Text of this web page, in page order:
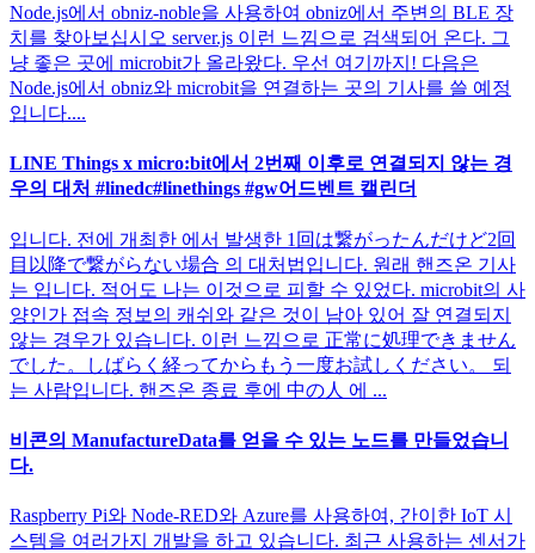
Node.js에서 obniz-noble을 사용하여 obniz에서 주변의 BLE 장
치를 찾아보십시오 server.js 이런 느낌으로 검색되어 온다. 그
냥 좋은 곳에 microbit가 올라왔다. 우선 여기까지! 다음은
Node.js에서 obniz와 microbit을 연결하는 곳의 기사를 쓸 예정
입니다....
LINE Things x micro:bit에서 2번째 이후로 연결되지 않는 경
우의 대처 #linedc#linethings #gw어드벤트 캘린더
입니다. 전에 개최한 에서 발생한 1回は繋がったんだけど2回
目以降で繋がらない場合 의 대처법입니다. 원래 핸즈온 기사
는 입니다. 적어도 나는 이것으로 피할 수 있었다. microbit의 사
양인가 접속 정보의 캐쉬와 같은 것이 남아 있어 잘 연결되지
않는 경우가 있습니다. 이런 느낌으로 正常に処理できません
でした。しばらく経ってからもう一度お試しください。 되
는 사람입니다. 핸즈온 종료 후에 中の人 에 ...
비콘의 ManufactureData를 얻을 수 있는 노드를 만들었습니
다.
Raspberry Pi와 Node-RED와 Azure를 사용하여, 간이한 IoT 시
스템을 여러가지 개발을 하고 있습니다. 최근 사용하는 센서가